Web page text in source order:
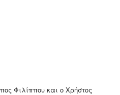
Φιλίππου και ο Χρήστος